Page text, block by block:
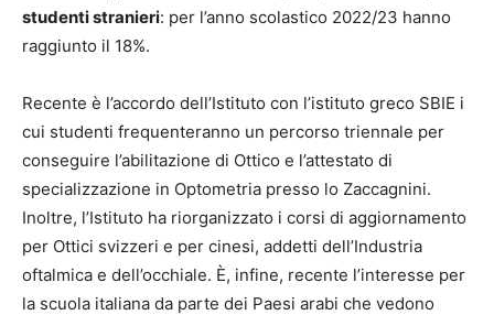
studenti stranieri: per l’anno scolastico 2022/23 hanno
raggiunto il 18%.
Recente è l’accordo dell’Istituto con l’istituto greco SBIE i
cui studenti frequenteranno un percorso triennale per
conseguire l’abilitazione di Ottico e l’attestato di
specializzazione in Optometria presso lo Zaccagnini.
Inoltre, l’Istituto ha riorganizzato i corsi di aggiornamento
per Ottici svizzeri e per cinesi, addetti dell’Industria
oftalmica e dell’occhiale. È, infine, recente l’interesse per
la scuola italiana da parte dei Paesi arabi che vedono